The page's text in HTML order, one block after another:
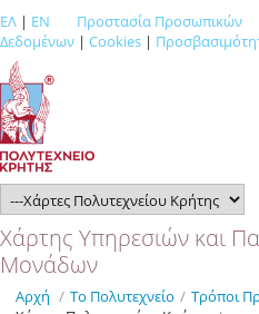
ΕΛ | EN
Προστασία Προσωπικών
Δεδομένων | Cookies |
Χάρτης Υπηρεσιών και
Μονάδων
Αρχή / Το Πολυτεχνείο / Τρόποι